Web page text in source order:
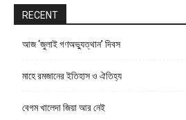
RECENT
আজ ‘জুলাই গণঅভ্যুত্থান’ দিবস
মাহে রমজানের ইতিহাস ও ঐতিহ্য
বেগম খালেদা জিয়া আর নেই